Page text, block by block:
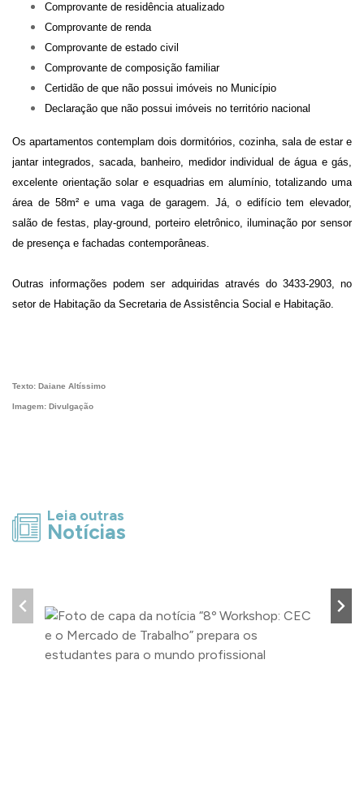
Comprovante de residência atualizado
Comprovante de renda
Comprovante de estado civil
Comprovante de composição familiar
Certidão de que não possui imóveis no Município
Declaração que não possui imóveis no território nacional
Os apartamentos contemplam dois dormitórios, cozinha, sala de estar e
jantar integrados, sacada, banheiro, medidor individual de água e gás,
excelente orientação solar e esquadrias em alumínio, totalizando uma
área de 58m² e uma vaga de garagem. Já, o edifício tem elevador,
salão de festas, play-ground, porteiro eletrônico, iluminação por sensor
de presença e fachadas contemporâneas.
Outras informações podem ser adquiridas através do 3433-2903, no
setor de Habitação da Secretaria de Assistência Social e Habitação.
Texto: Daiane Altíssimo
Imagem: Divulgação
Leia outras
Notícias